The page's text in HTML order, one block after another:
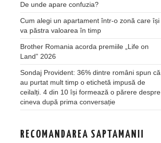
De unde apare confuzia?
Cum alegi un apartament într-o zonă care își
va păstra valoarea în timp
Brother Romania acorda premiile „Life on
Land” 2026
Sondaj Provident: 36% dintre români spun că
au purtat mult timp o etichetă impusă de
ceilalți. 4 din 10 își formează o părere despre
cineva după prima conversație
RECOMANDAREA SAPTAMANII